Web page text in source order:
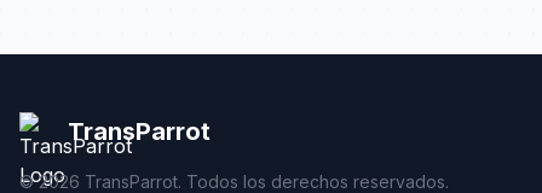
TransParrot
©2026 TransParrot. Todos los derechos reservados.